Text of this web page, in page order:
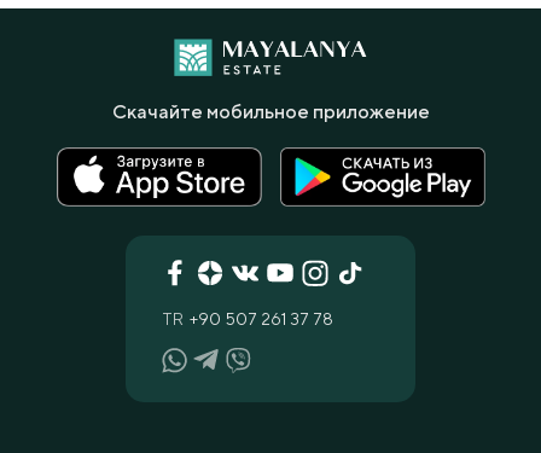
TR +90 507 261 37 78
Скачайте мобильное приложение